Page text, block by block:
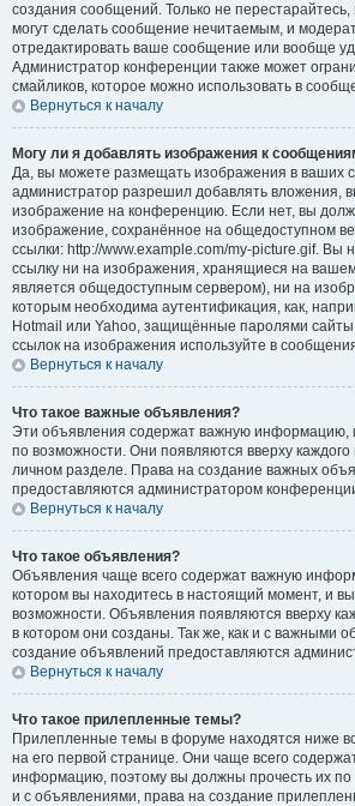
создания сообщений. Только не перестарайтесь,
могут сделать сообщение нечитаемым, и
отредактировать ваше сообщение или вообще
Администратор конференции также может
смайликов, которое можно использовать в
Вернуться к началу
Могу ли я добавлять изображения к
Да, вы можете размещать изображения в ваших
администратор разрешил добавлять вложения,
изображение на конференцию. Если нет, вы
изображение, сохранённое на общедоступном
ссылки: http://www.example.com/my-picture.gif. Вы
ссылку ни на изображения, хранящиеся на
является общедоступным сервером), ни на
которым необходима аутентификация, как,
Hotmail или Yahoo, защищённые паролями сайты
ссылок на изображения используйте в
Вернуться к началу
Что такое важные объявления?
Эти объявления содержат важную информацию,
по возможности. Они появляются вверху
личном разделе. Права на создание важных
предоставляются администратором
Вернуться к началу
Что такое объявления?
Объявления чаще всего содержат важную
котором вы находитесь в настоящий момент, и
возможности. Объявления появляются вверху
в котором они созданы. Так же, как и с важными
создание объявлений предоставляются
Вернуться к началу
Что такое прилепленные темы?
Прилепленные темы в форуме находятся ниже
на его первой странице. Они чаще всего
информацию, поэтому вы должны прочесть их по
и с объявлениями, права на создание